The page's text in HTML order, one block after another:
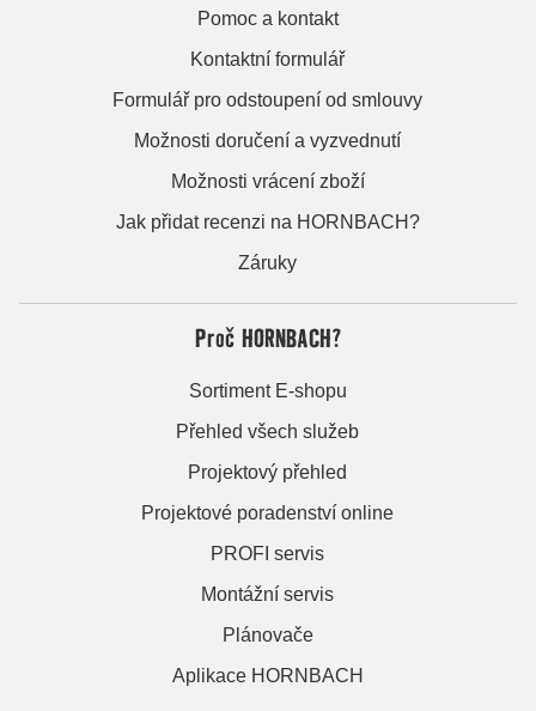
Pomoc a kontakt
Kontaktní formulář
Formulář pro odstoupení od smlouvy
Možnosti doručení a vyzvednutí
Možnosti vrácení zboží
Jak přidat recenzi na HORNBACH?
Záruky
Proč HORNBACH?
Sortiment E-shopu
Přehled všech služeb
Projektový přehled
Projektové poradenství online
PROFI servis
Montážní servis
Plánovače
Aplikace HORNBACH